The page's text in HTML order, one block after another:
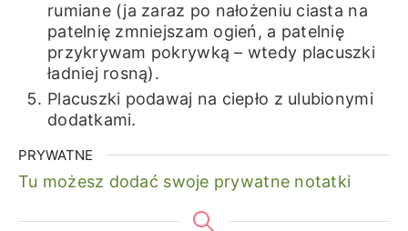
rumiane (ja zaraz po nałożeniu ciasta na
patelnię zmniejszam ogień, a patelnię
przykrywam pokrywką – wtedy placuszki
ładniej rosną).
Placuszki podawaj na ciepło z ulubionymi
dodatkami.
PRYWATNE
Tu możesz dodać swoje prywatne notatki